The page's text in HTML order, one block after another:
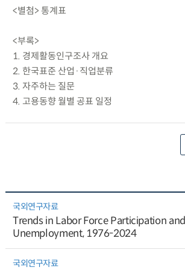
<별첨> 통계표
<부록>
1. 경제활동인구조사 개요
2. 한국표준 산업·직업분류
3. 자주하는 질문
4. 고용동향 월별 공표 일정
국외연구자료
Trends in Labor Force Participation and
Unemployment, 1976-2024
국외연구자료